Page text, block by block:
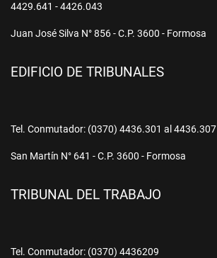
4429.641 - 4426.043
Juan José Silva N° 856 - C.P. 3600 - Formosa
EDIFICIO DE TRIBUNALES
Tel. Conmutador: (0370) 4436.301 al 4436.307
San Martín N° 641 - C.P. 3600 - Formosa
TRIBUNAL DEL TRABAJO
Tel. Conmutador: (0370) 4436209